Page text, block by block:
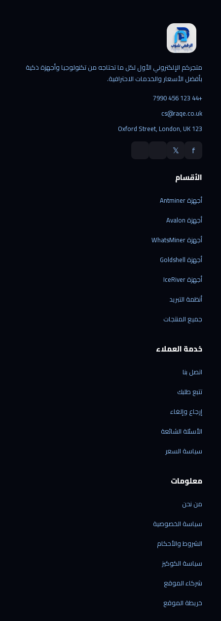
متجركم الإلكتروني الأول لكل ما تحتاجه من تكنولوجيا وأجهزة ذكية
بأفضل الأسعار والخدمات الاحترافية.
+44 123 456 7990
cs@raqe.co.uk
123 Oxford Street, London, UK
f
𝕏
الأقسام
أجهزة Antminer
أجهزة Avalon
أجهزة WhatsMiner
أجهزة Goldshell
أجهزة IceRiver
أنظمة التبريد
جميع المنتجات
خدمة العملاء
اتصل بنا
تتبع طلبك
إرجاع وإلغاء
الأسئلة الشائعة
سياسة السعر
معلومات
من نحن
سياسة الخصوصية
الشروط والأحكام
سياسة الكوكيز
شركاء الموقع
خريطة الموقع